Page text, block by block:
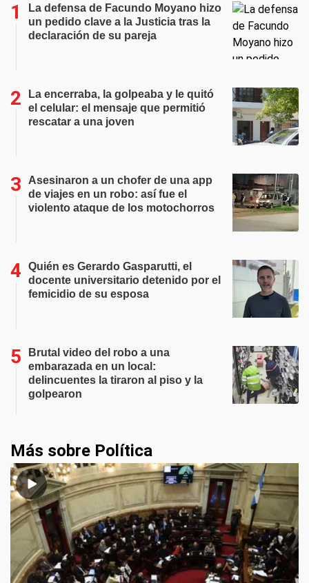
La defensa de Facundo Moyano hizo
un pedido clave a la Justicia tras la
declaración de su pareja
La encerraba, la golpeaba y le quitó
el celular: el mensaje que permitió
rescatar a una joven
Asesinaron a un chofer de una app
de viajes en un robo: así fue el
violento ataque de los motochorros
Quién es Gerardo Gasparutti, el
docente universitario detenido por el
femicidio de su esposa
Brutal video del robo a una
embarazada en un local:
delincuentes la tiraron al piso y la
golpearon
Más sobre Política